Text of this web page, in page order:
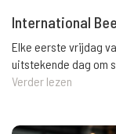
International
Elke eerste vrijdag
uitstekende dag om
Verder lezen